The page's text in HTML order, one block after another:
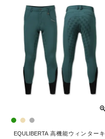
EQULIBERTA 高機能ウィンターキ